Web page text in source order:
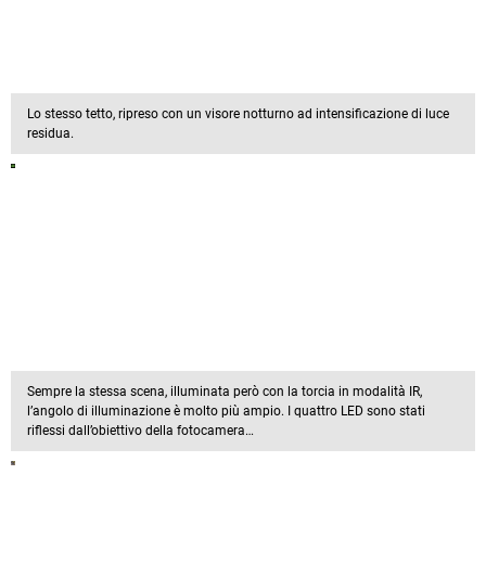
Lo stesso tetto, ripreso con un visore notturno ad intensificazione di luce
residua.
Sempre la stessa scena, illuminata però con la torcia in modalità IR,
l’angolo di illuminazione è molto più ampio. I quattro LED sono stati
riflessi dall’obiettivo della fotocamera…